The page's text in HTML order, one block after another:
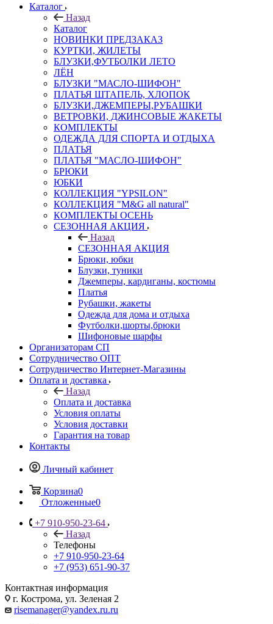
Каталог
Назад
Каталог
НОВИНКИ ПРЕДЗАКАЗ
КУРТКИ, ЖИЛЕТЫ
БЛУЗКИ,ФУТБОЛКИ ЛЕТО
ЛЁН
БЛУЗКИ "МАСЛО-ШИФОН"
ПЛАТЬЯ ШТАПЕЛЬ, ХЛОПОК
БЛУЗКИ,ДЖЕМПЕРЫ,РУБАШКИ
ВЕТРОВКИ, ДЖИНСОВЫЕ ЖАКЕТЫ
КОМПЛЕКТЫ
ОДЕЖДА ДЛЯ СПОРТА И ОТДЫХА
ПЛАТЬЯ
ПЛАТЬЯ "МАСЛО-ШИФОН"
БРЮКИ
ЮБКИ
КОЛЛЕКЦИЯ "YPSILON"
КОЛЛЕКЦИЯ "M&G all natural"
КОМПЛЕКТЫ ОСЕНЬ
СЕЗОННАЯ АКЦИЯ
Назад
СЕЗОННАЯ АКЦИЯ
Брюки, юбки
Блузки, туники
Джемперы, кардиганы, костюмы
Платья
Рубашки, жакеты
Одежда для дома и отдыха
Футболки,шорты,брюки
Шифоновые шарфы
Организаторам СП
Сотрудничество ОПТ
Сотрудничество Интернет-Магазины
Оплата и доставка
Назад
Оплата и доставка
Условия оплаты
Условия доставки
Гарантия на товар
Контакты
Личный кабинет
Корзина0
Отложенные0
+7 910-950-23-64
Назад
Телефоны
+7 910-950-23-64
+7 (953) 651-90-37
Контактная информация
г. Кострома, ул. Зеленая 2
risemanager@yandex.ru.ru